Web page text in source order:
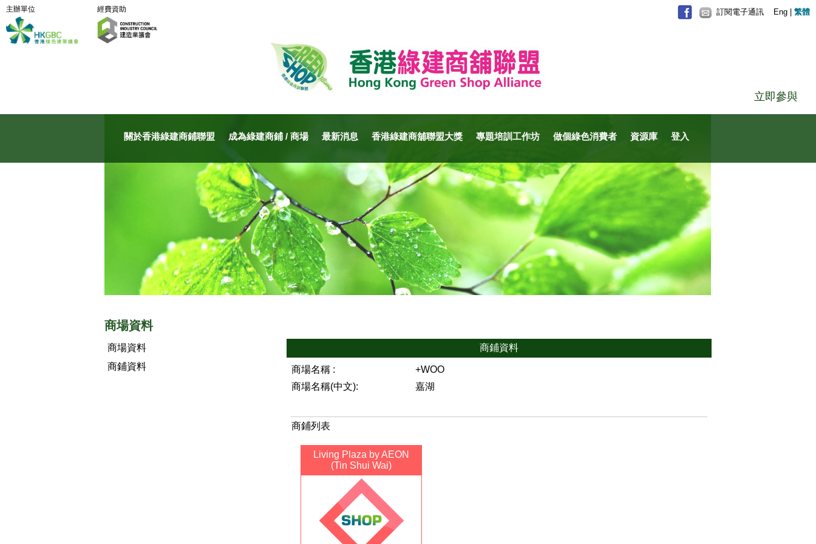
關於香港綠建商鋪聯盟 成為綠建商鋪 / 商場 最新消息 香港綠建商舖聯盟大獎 專題培訓工作坊 做個綠色消費者 資源庫 登入
訂閱電子通訊 Eng 繁體
經費資助
主辦單位
立即參與
商場資料
商場資料
商鋪資料
商鋪資料
商場名稱 :
+WOO
商場名稱(中文):
嘉湖
商鋪列表
Living Plaza by AEON
(Tin Shui Wai)